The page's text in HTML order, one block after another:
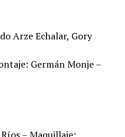
Arze Echalar, Gory
Germán Monje –